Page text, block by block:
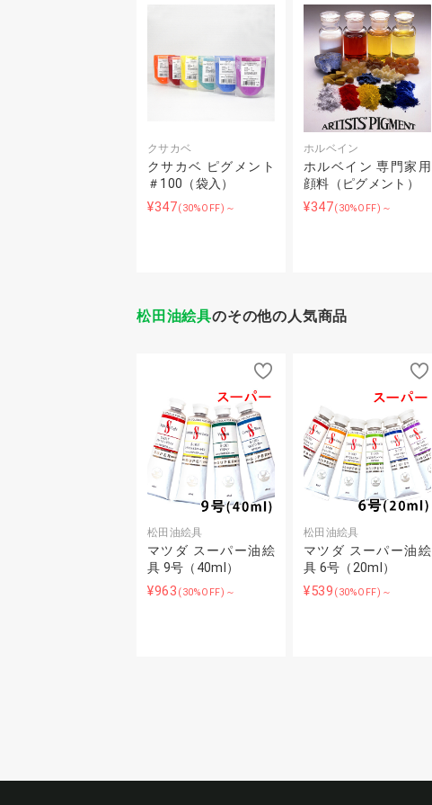
クサカベ
クサカベ ピグメント
＃100（袋入）
¥347(30%OFF)～
ホルベイン
ホルベイン 専門家用
顔料（ピグメント）
¥347(30%OFF)～
松田油絵具のその他の人気商品
松田油絵具
マツダ スーパー油絵
具 9号（40ml）
¥963 (30%OFF)～
松田油絵具
マツダ スーパー油絵
具 6号（20ml）
¥539 (30%OFF)～